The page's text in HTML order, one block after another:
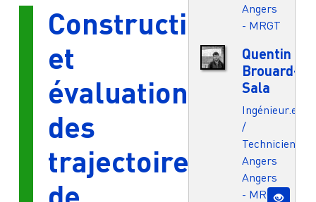
Construction
et
évaluation
des
trajectoires
Angers
- MRGT
Quentin
Brouard-
Sala
Ingénieur.e
/
Technicien.ne
Angers
Angers
- MRGT